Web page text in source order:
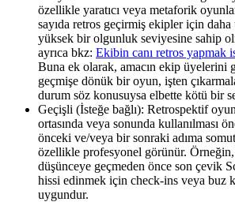
özellikle yaratıcı veya metaforik
sayıda retros geçirmiş ekipler için
yüksek bir olgunluk seviyesine sahip
ayrıca bkz: Ekibin canı retros yapmak
Buna ek olarak, amacın ekip üyelerini
geçmişe dönük bir oyun, işten
durum söz konusuysa elbette kötü bir
Geçişli (İsteğe bağlı): Retrospektif
ortasında veya sonunda kullanılması
önceki ve/veya bir sonraki adıma
özellikle profesyonel görünür.
düşünceye geçmeden önce son çevik
hissi edinmek için check-ins veya buz
uygundur.